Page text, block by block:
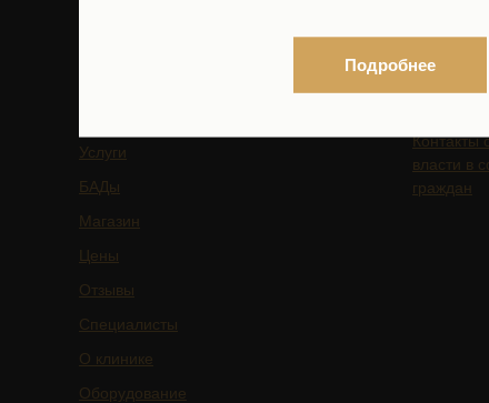
Услуги
БАДы
Магазин
Цены
Отзывы
Специалисты
О клинике
Оборудование
Контакты
власти в
граждан
Подробнее